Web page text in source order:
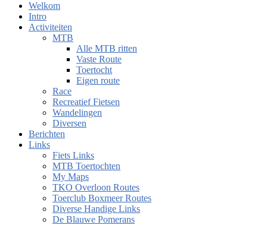
Welkom
Intro
Activiteiten
MTB
Alle MTB ritten
Vaste Route
Toertocht
Eigen route
Race
Recreatief Fietsen
Wandelingen
Diversen
Berichten
Links
Fiets Links
MTB Toertochten
My Maps
TKO Overloon Routes
Toerclub Boxmeer Routes
Diverse Handige Links
De Blauwe Pomerans